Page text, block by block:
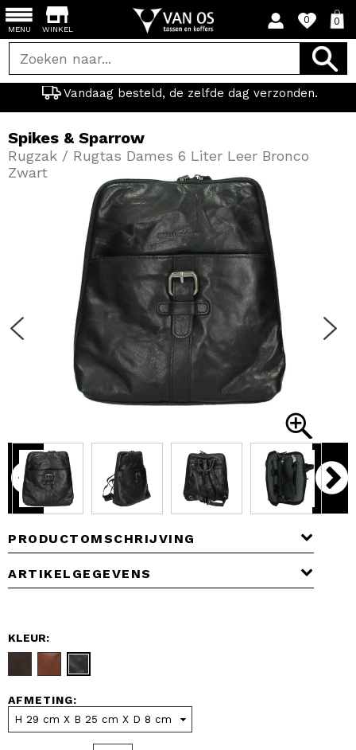
WINKEL
0 0
Vandaag besteld, de zelfde dag verzonden.
MENU
PRODUCTOMSCHRIJVING
ARTIKELGEGEVENS
Spikes & Sparrow
Rugzak / Rugtas Dames 6 Liter Leer Bronco
Zwart
KLEUR:
AFMETING: